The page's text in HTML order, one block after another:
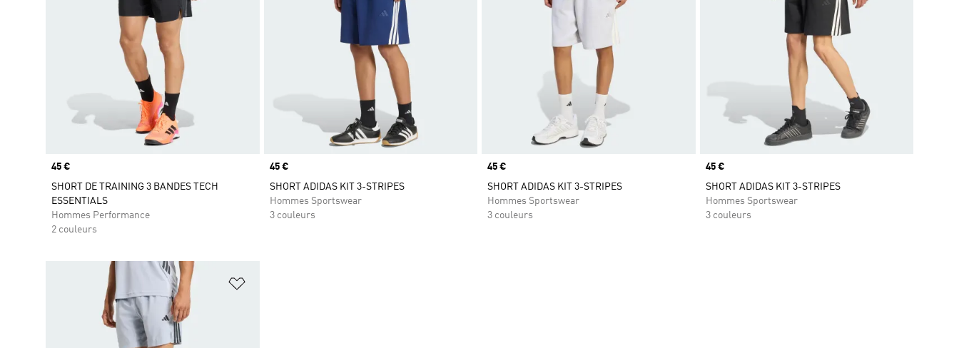
Prix
45 €
SHORT DE TRAINING 3 BANDES TECH
ESSENTIALS
Hommes Performance
2 couleurs
Prix
45 €
SHORT ADIDAS KIT 3-STRIPES
Hommes Sportswear
3 couleurs
Prix
45 €
SHORT ADIDAS KIT 3-STRIPES
Hommes Sportswear
3 couleurs
Prix
45 €
SHORT ADIDAS KIT 3-STRIPES
Hommes Sportswear
3 couleurs